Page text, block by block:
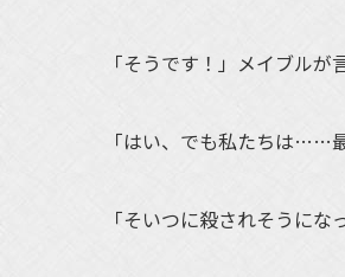
「そうです！」メイブルが
「はい、でも私たちは……最
「そいつに殺されそうにな